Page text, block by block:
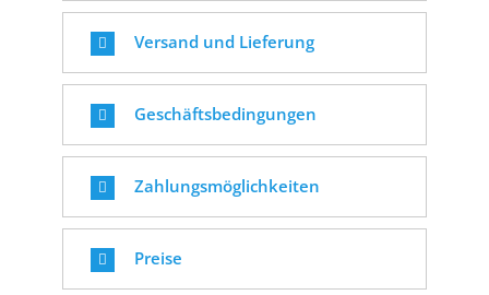
Versand und Lieferung
Geschäftsbedingungen
Zahlungsmöglichkeiten
Preise